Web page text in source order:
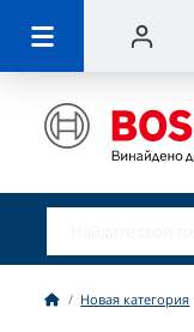
Новая категория